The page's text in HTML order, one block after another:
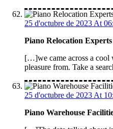
25 d'octubre de 2023 At
Piano Relocation Experts
[…]we came across a cool
pleasure from. Take a
25 d'octubre de 2023 At
Piano Warehouse